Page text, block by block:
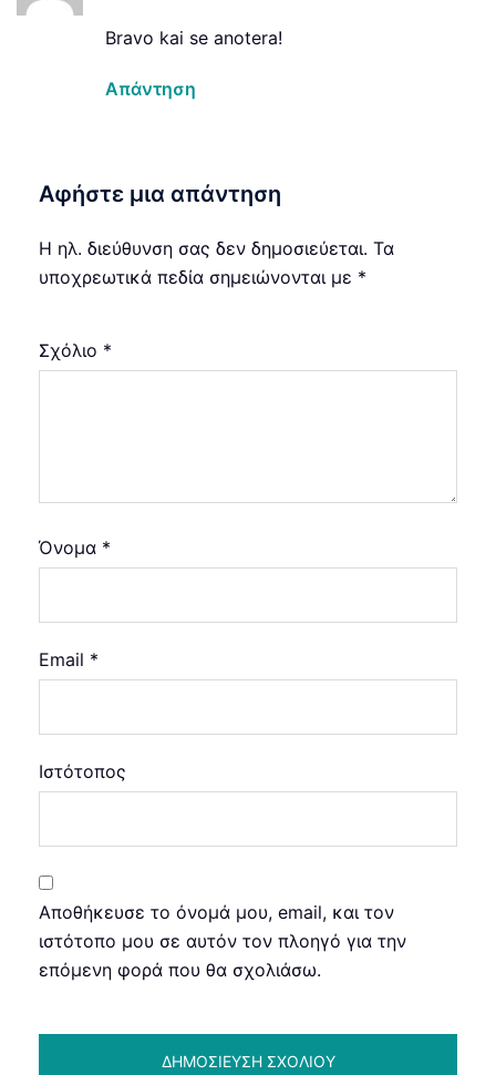
Bravo kai se anotera!
Απάντηση
Αφήστε μια απάντηση
Η ηλ. διεύθυνση σας δεν δημοσιεύεται. Τα
υποχρεωτικά πεδία σημειώνονται με *
Σχόλιο *
Όνομα *
Email *
Ιστότοπος
Αποθήκευσε το όνομά μου, email, και τον
ιστότοπο μου σε αυτόν τον πλοηγό για την
επόμενη φορά που θα σχολιάσω.